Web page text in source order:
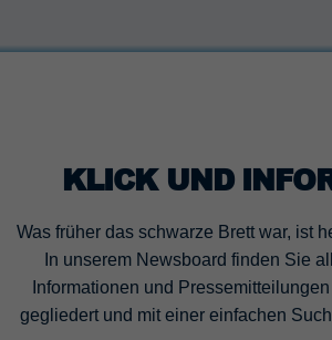
KLICK UND
Was früher das schwarze Brett war, ist
In unserem Newsboard finden Sie
Informationen und
gegliedert und mit einer einfachen